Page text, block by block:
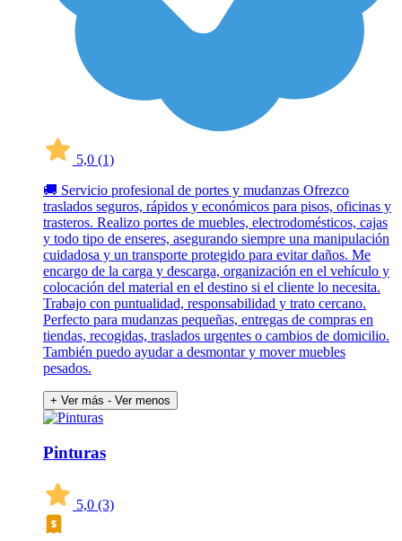
5,0 (1)
🚚 Servicio profesional de portes y mudanzas Ofrezco
traslados seguros, rápidos y económicos para pisos, oficinas y
trasteros. Realizo portes de muebles, electrodomésticos, cajas
y todo tipo de enseres, asegurando siempre una manipulación
cuidadosa y un transporte protegido para evitar daños. Me
encargo de la carga y descarga, organización en el vehículo y
colocación del material en el destino si el cliente lo necesita.
Trabajo con puntualidad, responsabilidad y trato cercano.
Perfecto para mudanzas pequeñas, entregas de compras en
tiendas, recogidas, traslados urgentes o cambios de domicilio.
También puedo ayudar a desmontar y mover muebles
pesados.
+ Ver más - Ver menos
Pinturas
5,0 (3)